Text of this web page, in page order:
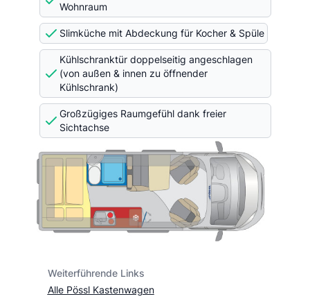
Wohnraum
Slimküche mit Abdeckung für Kocher & Spüle
Kühlschranktür doppelseitig angeschlagen
(von außen & innen zu öffnender
Kühlschrank)
Großzügiges Raumgefühl dank freier
Sichtachse
Weiterführende Links
Alle Pössl Kastenwagen